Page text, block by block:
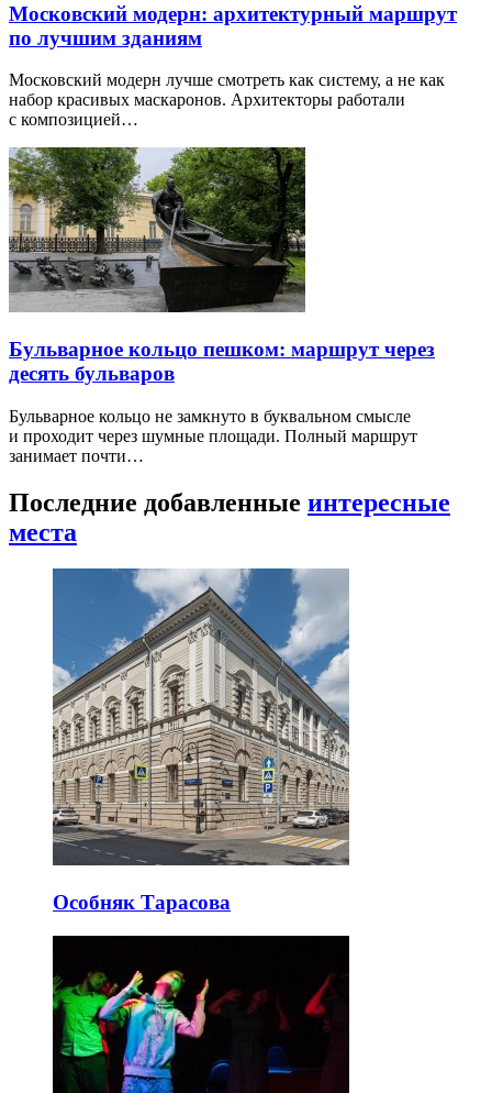
Московский модерн: архитектурный маршрут
по лучшим зданиям
Московский модерн лучше смотреть как систему, а не как
набор красивых маскаронов. Архитекторы работали
с композицией…
Бульварное кольцо пешком: маршрут через
десять бульваров
Бульварное кольцо не замкнуто в буквальном смысле
и проходит через шумные площади. Полный маршрут
занимает почти…
Последние добавленные интересные
места
Особняк Тарасова